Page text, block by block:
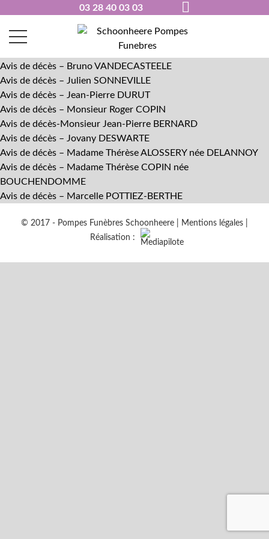
03 28 40 03 03
Avis de décès – Bruno VANDECASTEELE
Avis de décès – Julien SONNEVILLE
Avis de décès – Jean-Pierre DURUT
Avis de décès – Monsieur Roger COPIN
Avis de décès-Monsieur Jean-Pierre BERNARD
Avis de décès – Jovany DESWARTE
Avis de décès – Madame Thérèse ALOSSERY née DELANNOY
Avis de décès – Madame Thérèse COPIN née
BOUCHENDOMME
Avis de décès – Marcelle POTTIEZ-BERTHE
© 2017 - Pompes Funèbres Schoonheere | Mentions légales
Réalisation :